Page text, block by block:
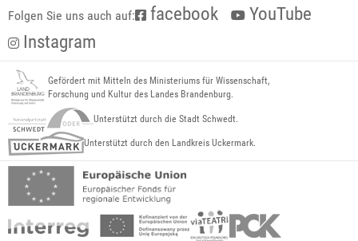
Folgen Sie uns auch auf: facebook
YouTube
Instagram
Gefördert mit Mitteln des Ministeriums für Wissenschaft,
Forschung und Kultur des Landes Brandenburg.
Unterstützt durch die Stadt Schwedt.
Unterstützt durch den Landkreis Uckermark.